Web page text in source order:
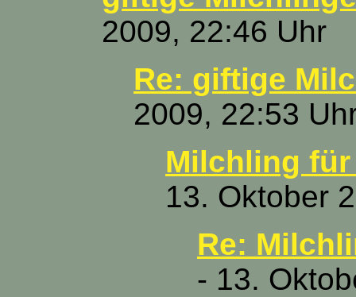
2009, 22:46 Uhr
Re: giftige
2009, 22:53
Milchling
13. Oktober
Re:
- 13.